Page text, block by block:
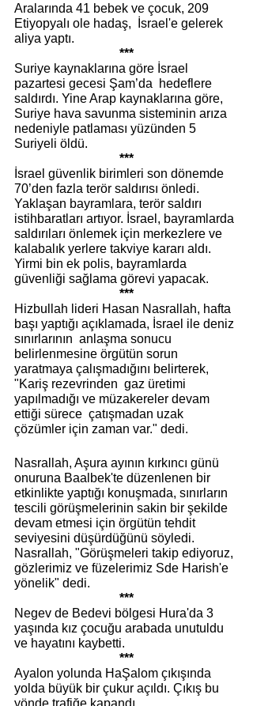
Aralarında 41 bebek ve çocuk, 209
Etiyopyalı ole hadaş,  İsrael'e gelerek
aliya yaptı.
***
Suriye kaynaklarına göre İsrael
pazartesi gecesi Şam’da  hedeflere
saldırdı. Yine Arap kaynaklarına göre,
Suriye hava savunma sisteminin arıza
nedeniyle patlaması yüzünden 5
Suriyeli öldü.
***
İsrael güvenlik birimleri son dönemde
70’den fazla terör saldırısı önledi.
Yaklaşan bayramlara, terör saldırı
istihbaratları artıyor. İsrael, bayramlarda
saldırıları önlemek için merkezlere ve
kalabalık yerlere takviye kararı aldı.
Yirmi bin ek polis, bayramlarda
güvenliği sağlama görevi yapacak.
***
Hizbullah lideri Hasan Nasrallah, hafta
başı yaptığı açıklamada, İsrael ile deniz
sınırlarının  anlaşma sonucu
belirlenmesine örgütün sorun
yaratmaya çalışmadığını belirterek,
"Kariş rezevrinden  gaz üretimi
yapılmadığı ve müzakereler devam
ettiği sürece  çatışmadan uzak
çözümler için zaman var." dedi.
Nasrallah, Aşura ayının kırkıncı günü
onuruna Baalbek'te düzenlenen bir
etkinlikte yaptığı konuşmada, sınırların
tescili görüşmelerinin sakin bir şekilde
devam etmesi için örgütün tehdit
seviyesini düşürdüğünü söyledi.
Nasrallah, "Görüşmeleri takip ediyoruz,
gözlerimiz ve füzelerimiz Sde Harish'e
yönelik" dedi.
***
Negev de Bedevi bölgesi Hura'da 3
yaşında kız çocuğu arabada unutuldu
ve hayatını kaybetti.
***
Ayalon yolunda HaŞalom çıkışında
yolda büyük bir çukur açıldı. Çıkış bu
yönde trafiğe kapandı